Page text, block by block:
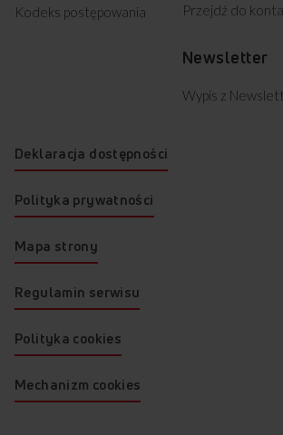
Kodeks postępowania
Przejdź do konta
Newsletter
Wypis z
Deklaracja dostępności
Polityka prywatności
Mapa strony
Regulamin serwisu
Polityka cookies
Mechanizm cookies